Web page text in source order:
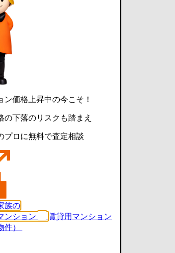
ン価格上昇中の今こそ！
の下落のリスクも踏まえ
プロに無料で査定相談
族の
ンション
賃貸用マンション
件）